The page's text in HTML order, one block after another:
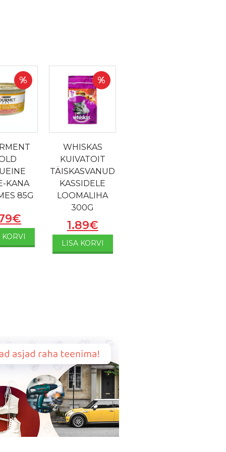
%
KANA
85G
€
KORVI
%
WHISKAS
KUIVATOIT
TÄISKASVANUD
KASSIDELE
LOOMALIHA
300G
1.89€
LISA KORVI